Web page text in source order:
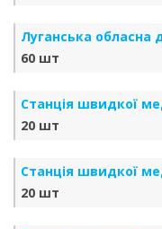
Луганська обласна
60 шт
Станція швидкої
20 шт
Станція швидкої
20 шт